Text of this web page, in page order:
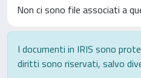
Non ci sono file associati a
I documenti in IRIS sono
diritti sono riservati, salvo